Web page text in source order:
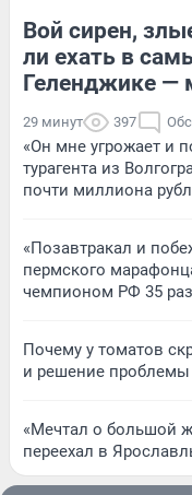
Вой сирен,
ли ехать в
Геленджике —
29 минут 397
«Он мне угрожает и
турагента из
почти миллиона
«Позавтракал и
пермского
чемпионом РФ 35 раз
Почему у томатов
и решение проблемы
«Мечтал о большой
переехал в